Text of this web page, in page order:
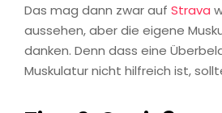
Das mag dann zwar auf Strava
aussehen, aber die eigene
danken. Denn dass eine
Muskulatur nicht hilfreich ist,